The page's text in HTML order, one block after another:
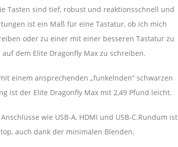
Tasten sind tief, robust und reaktionsschnell und
ist ein Maß für eine Tastatur, ob ich mich
oder zu einer mit einer besseren Tastatur zu
dem Elite Dragonfly Max zu schreiben.
einem ansprechenden „funkelnden“ schwarzen
ist der Elite Dragonfly Max mit 2,49 Pfund leicht.
wie USB-A, HDMI und USB-C.Rundum ist
auch dank der minimalen Blenden.